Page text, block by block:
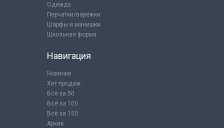
Одежда
Перчатки/варежки
Шарфы и манишки
Школьная форма
Навигация
Новинки
Хит продаж
Всё за 50
Всё за 100
Всё за 150
Архив